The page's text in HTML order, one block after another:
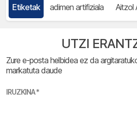
Etiketak adimen artifiziala Aitzol
UTZI
Zure e-posta helbidea ez da
markatuta daude
IRUZKINA*